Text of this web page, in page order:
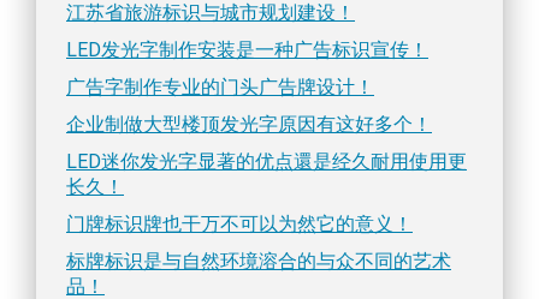
江苏省旅游标识与城市规划建设！
LED发光字制作安装是一种广告标识宣传！
广告字制作专业的门头广告牌设计！
企业制做大型楼顶发光字原因有这好多个！
LED迷你发光字显著的优点還是经久耐用使用更
长久！
门牌标识牌也干万不可以为然它的意义！
标牌标识是与自然环境溶合的与众不同的艺术
品！